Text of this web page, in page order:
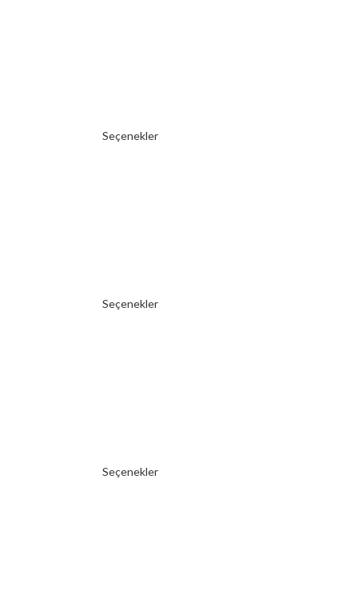
Seçenekler
Seçenekler
Seçenekler